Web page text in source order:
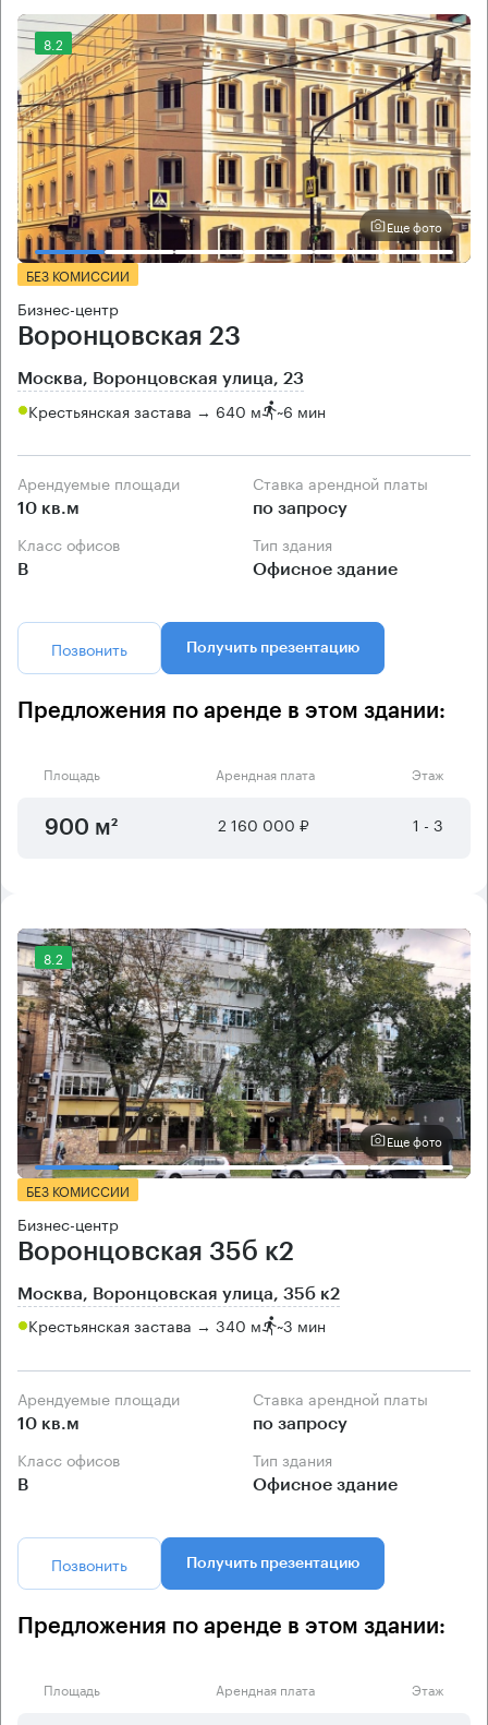
8.2
Еще фото
БЕЗ КОМИССИИ
Бизнес-центр
Воронцовская 23
Москва, Воронцовская улица, 23
Крестьянская застава → 640 м ~6 мин
Арендуемые площади
10 кв.м
Ставка арендной платы
по запросу
Класс офисов
B
Тип здания
Офисное здание
Позвонить Получить презентацию
Предложения по аренде в этом здании:
Площадь Арендная плата Этаж
900 м² 2 160 000 ₽ 1 - 3
8.2
Еще фото
БЕЗ КОМИССИИ
Бизнес-центр
Воронцовская 35б к2
Москва, Воронцовская улица, 35б к2
Крестьянская застава → 340 м ~3 мин
Арендуемые площади
10 кв.м
Ставка арендной платы
по запросу
Класс офисов
B
Тип здания
Офисное здание
Позвонить Получить презентацию
Предложения по аренде в этом здании:
Площадь Арендная плата Этаж